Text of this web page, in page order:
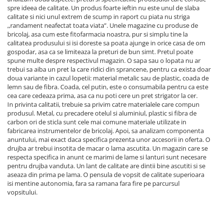
spre ideea de calitate. Un produs foarte ieftin nu este unul de slaba
calitate si nici unul extrem de scump in raport cu piata nu striga
,,randament neafectat toata viata”. Unele magazine cu produse de
bricolaj, asa cum este fitofarmacia noastra, pur si simplu tine la
calitatea produsului si isi doreste sa poata ajunge in orice casa de om
gospodar, asa ca se limiteaza la preturi de bun simt. Pretul poate
spune multe despre respectivul magazin. O sapa sau o lopata nu ar
trebui sa aiba un pret la care ridici din sprancene, pentru ca exista doar
doua variante in cazul lopetii: material metalic sau de plastic, coada de
lemn sau de fibra. Coada, cel putin, este o consumabila pentru ca este
cea care cedeaza prima, asa ca nu poti cere un pret strigator la cer.
In privinta calitatii, trebuie sa privim catre materialele care compun
produsul. Metal, cu precadere otelul si aluminiul, plastic si fibra de
carbon ori de sticla sunt cele mai comune materiale utilizate in
fabricarea instrumentelor de bricolaj. Apoi, sa analizam componenta
anuntului, mai exact daca specifica prezenta unor accesorii in oferta. O
drujba ar trebui insotita de macar o lama ascutita. Un magazin care se
respecta specifica in anunt ce marimi de lame si lanturi sunt necesare
pentru drujba vanduta. Un lant de calitate are dintii bine ascutiti si se
aseaza din prima pe lama. O pensula de vopsit de calitate superioara
isi mentine autonomia, fara sa ramana fara fire pe parcursul
vopsitului.